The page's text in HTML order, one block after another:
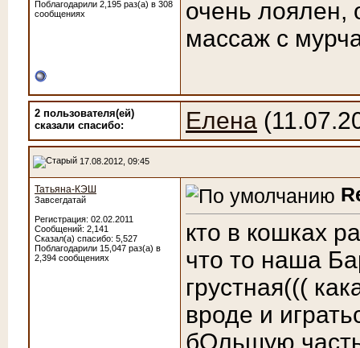
Поблагодарили 2,195 раз(а) в 308
сообщениях
очень лоялен,
массаж с
2 пользователя(ей)
сказали cпасибо:
Елена
17.08.2012, 09:45
Татьяна-КЭШ
Завсегдатай
Регистрация: 02.02.2011
Сообщений: 2,141
Сказал(а) спасибо: 5,527
Поблагодарили 15,047 раз(а) в
2,394 сообщениях
кто в кошках
что то наша
грустная(((
вроде и
бОльшую